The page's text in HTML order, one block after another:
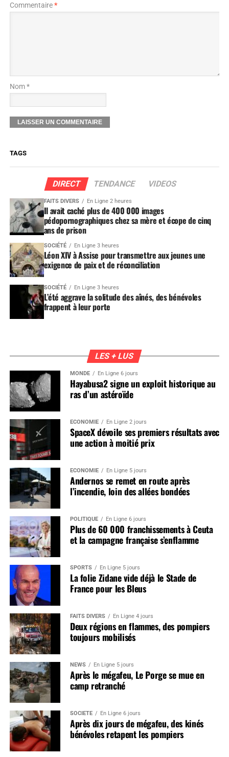
Commentaire*
Nom *
TAGS
DIRECT TENDANCE VIDEOS
FAITS DIVERS En Ligne 2 heures
Il avait caché plus de 400 000 images
pédopornographiques chez sa mère et écope de cinq
ans de prison
SOCIÉTÉ En Ligne 3 heures
Léon XIV à Assise pour transmettre aux jeunes une
exigence de paix et de réconciliation
SOCIÉTÉ En Ligne 3 heures
L’été aggrave la solitude des aînés, des bénévoles
frappent à leur porte
LES + LUS
MONDE En Ligne 6 jours
Hayabusa2 signe un exploit historique au
ras d’un astéroïde
ÉCONOMIE En Ligne 2 jours
SpaceX dévoile ses premiers résultats avec
une action à moitié prix
ÉCONOMIE En Ligne 5 jours
Andernos se remet en route après
l’incendie, loin des allées bondées
POLITIQUE En Ligne 6 jours
Plus de 60 000 franchissements à Ceuta
et la campagne française s’enflamme
SPORTS En Ligne 5 jours
La folie Zidane vide déjà le Stade de
France pour les Bleus
FAITS DIVERS En Ligne 4 jours
Deux régions en flammes, des pompiers
toujours mobilisés
NEWS En Ligne 5 jours
Après le mégafeu, Le Porge se mue en
camp retranché
SOCIÉTÉ En Ligne 6 jours
Après dix jours de mégafeu, des kinés
bénévoles retapent les pompiers